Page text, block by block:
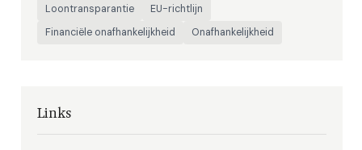
Loontransparantie
EU-richtlijn
Financiële onafhankelijkheid
Onafhankelijkheid
Links